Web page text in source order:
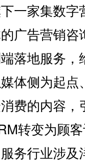
一家集数
广告营销
落地服务
体侧为起
费的内容
转变为顾
务行业涉